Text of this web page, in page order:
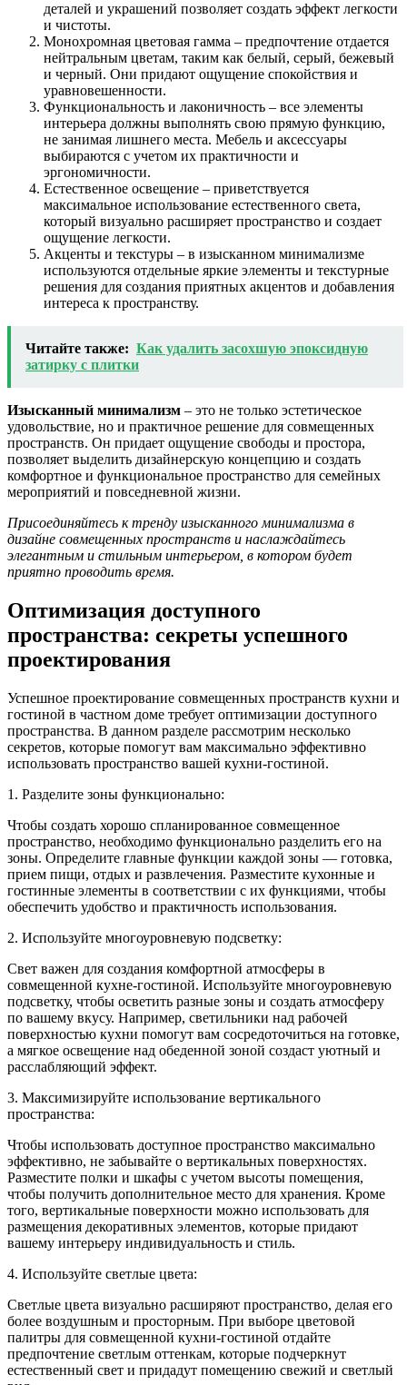
деталей и украшений позволяет создать эффект легкости
и чистоты.
Монохромная цветовая гамма – предпочтение отдается
нейтральным цветам, таким как белый, серый, бежевый
и черный. Они придают ощущение спокойствия и
уравновешенности.
Функциональность и лаконичность – все элементы
интерьера должны выполнять свою прямую функцию,
не занимая лишнего места. Мебель и аксессуары
выбираются с учетом их практичности и
эргономичности.
Естественное освещение – приветствуется
максимальное использование естественного света,
который визуально расширяет пространство и создает
ощущение легкости.
Акценты и текстуры – в изысканном минимализме
используются отдельные яркие элементы и текстурные
решения для создания приятных акцентов и добавления
интереса к пространству.
Читайте также: Как удалить засохшую эпоксидную
затирку с плитки
Изысканный минимализм – это не только эстетическое
удовольствие, но и практичное решение для совмещенных
пространств. Он придает ощущение свободы и простора,
позволяет выделить дизайнерскую концепцию и создать
комфортное и функциональное пространство для семейных
мероприятий и повседневной жизни.
Присоединяйтесь к тренду изысканного минимализма в
дизайне совмещенных пространств и наслаждайтесь
элегантным и стильным интерьером, в котором будет
приятно проводить время.
Оптимизация доступного
пространства: секреты успешного
проектирования
Успешное проектирование совмещенных пространств кухни и
гостиной в частном доме требует оптимизации доступного
пространства. В данном разделе рассмотрим несколько
секретов, которые помогут вам максимально эффективно
использовать пространство вашей кухни-гостиной.
1. Разделите зоны функционально:
Чтобы создать хорошо спланированное совмещенное
пространство, необходимо функционально разделить его на
зоны. Определите главные функции каждой зоны — готовка,
прием пищи, отдых и развлечения. Разместите кухонные и
гостинные элементы в соответствии с их функциями, чтобы
обеспечить удобство и практичность использования.
2. Используйте многоуровневую подсветку:
Свет важен для создания комфортной атмосферы в
совмещенной кухне-гостиной. Используйте многоуровневую
подсветку, чтобы осветить разные зоны и создать атмосферу
по вашему вкусу. Например, светильники над рабочей
поверхностью кухни помогут вам сосредоточиться на готовке,
а мягкое освещение над обеденной зоной создаст уютный и
расслабляющий эффект.
3. Максимизируйте использование вертикального
пространства:
Чтобы использовать доступное пространство максимально
эффективно, не забывайте о вертикальных поверхностях.
Разместите полки и шкафы с учетом высоты помещения,
чтобы получить дополнительное место для хранения. Кроме
того, вертикальные поверхности можно использовать для
размещения декоративных элементов, которые придают
вашему интерьеру индивидуальность и стиль.
4. Используйте светлые цвета:
Светлые цвета визуально расширяют пространство, делая его
более воздушным и просторным. При выборе цветовой
палитры для совмещенной кухни-гостиной отдайте
предпочтение светлым оттенкам, которые подчеркнут
естественный свет и придадут помещению свежий и светлый